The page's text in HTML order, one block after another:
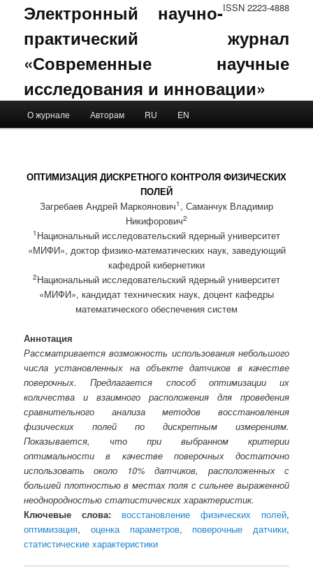
ISSN 2223-4888
Электронный научно-
практический журнал
«Современные научные
исследования и инновации»
Skip to primary content
Skip to secondary content
О журнале Авторам RU EN
ОПТИМИЗАЦИЯ ДИСКРЕТНОГО КОНТРОЛЯ ФИЗИЧЕСКИХ
ПОЛЕЙ
Загребаев Андрей Маркоянович1 , Саманчук Владимир
Никифорович2
1 Национальный исследовательский ядерный университет
«МИФИ», доктор физико-математических наук, заведующий
кафедрой кибернетики
2Национальный исследовательский ядерный университет
«МИФИ», кандидат технических наук, доцент кафедры
математического обеспечения систем
Аннотация
Рассматривается возможность использования небольшого
числа установленных на объекте датчиков в качестве
поверочных. Предлагается способ оптимизации их
количества и взаимного расположения для проведения
сравнительного анализа методов восстановления
физических полей по дискретным измерениям.
Показывается, что при выбранном критерии
оптимальности в качестве поверочных достаточно
использовать около 10% датчиков, расположенных с
большей плотностью в местах поля с сильнее выраженной
неоднородностью статистических характеристик.
Ключевые слова:
восстановление физических полей,
оптимизация, оценка параметров, поверочные датчики,
статистические характеристики